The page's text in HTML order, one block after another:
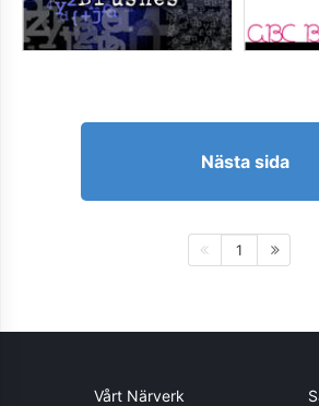
Nästa sida
1
Vårt Närverk